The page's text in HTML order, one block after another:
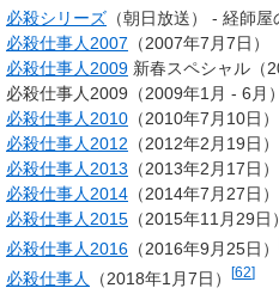
必殺シリーズ （朝日放送） - 経師
必殺仕事人2007 （2007年7月7日）
必殺仕事人2009 新春スペシャル（
必殺仕事人2009（2009年1月 - 6月）
必殺仕事人2010 （2010年7月10日）
必殺仕事人2012 （2012年2月19日）
必殺仕事人2013 （2013年2月17日）
必殺仕事人2014 （2014年7月27日）
必殺仕事人2015 （2015年11月29日）
必殺仕事人2016 （2016年9月25日）
必殺仕事人 （2018年1月7日） [62]